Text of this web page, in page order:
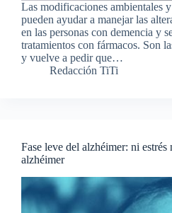
Las modificaciones ambientales
pueden ayudar a manejar las
en las personas con demencia y
tratamientos con fármacos. Son
y vuelve a pedir que…
Redacción TiTi
Fase leve del alzhéimer: ni estrés
alzhéimer